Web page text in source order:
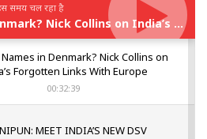
समय चल रहा है
Rigvedic Names in Denmark? Nick Collins on India’s Forgotten Links With Europe
in Denmark? Nick Collins on
Forgotten Links With Europe
00:32:39
MEET INDIA’S NEW DSV